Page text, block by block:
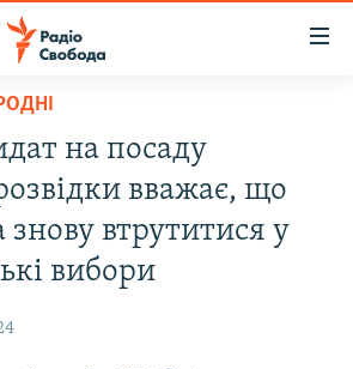
на посаду
вважає, що
знову втрутитися у
вибори